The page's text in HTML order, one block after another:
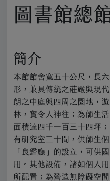
圖書館總
簡介
本館館舍寬五十公尺，長
形，兼具傳統之莊嚴與現
朗之中庭與四周之園地，
林，實令人神往；為師生
面積達四千一百三十四坪
有研究室三十間，供師生
「良鑑廳」的設立，可供
用。其他設備，諸如個人
所配置；為營造無障礙空